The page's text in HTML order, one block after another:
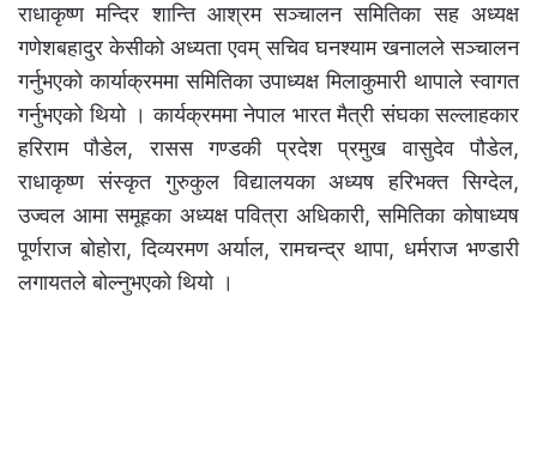
राधाकृष्ण मन्दिर शान्ति आश्रम सञ्चालन समितिका सह अध्यक्ष
गणेशबहादुर केसीको अध्यता एवम् सचिव घनश्याम खनालले सञ्चालन
गर्नुभएको कार्याक्रममा समितिका उपाध्यक्ष मिलाकुमारी थापाले स्वागत
गर्नुभएको थियो । कार्यक्रममा नेपाल भारत मैत्री संघका सल्लाहकार
हरिराम पौडेल, रासस गण्डकी प्रदेश प्रमुख वासुदेव पौडेल,
राधाकृष्ण संस्कृत गुरुकुल विद्यालयका अध्यष हरिभक्त सिग्देल,
उज्वल आमा समूहका अध्यक्ष पवित्रा अधिकारी, समितिका कोषाध्यष
पूर्णराज बोहोरा, दिव्यरमण अर्याल, रामचन्द्र थापा, धर्मराज भण्डारी
लगायतले बोल्नुभएको थियो ।